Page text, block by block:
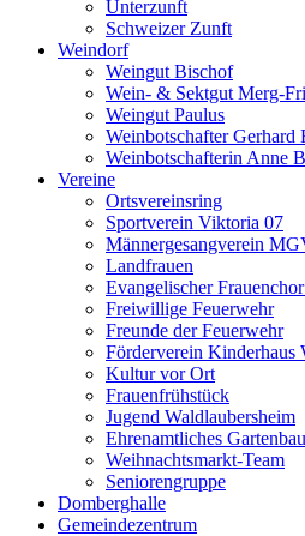
Unterzunft
Schweizer Zunft
Weindorf
Weingut Bischof
Wein- & Sektgut Merg-
Weingut Paulus
Weinbotschafter Gerhard
Weinbotschafterin Anne
Vereine
Ortsvereinsring
Sportverein Viktoria 07
Männergesangverein
Landfrauen
Evangelischer
Freiwillige Feuerwehr
Freunde der Feuerwehr
Förderverein Kinderhaus
Kultur vor Ort
Frauenfrühstück
Jugend Waldlaubersheim
Ehrenamtliches
Weihnachtsmarkt-Team
Seniorengruppe
Domberghalle
Gemeindezentrum